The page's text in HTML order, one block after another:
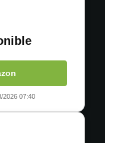
2026 07:40